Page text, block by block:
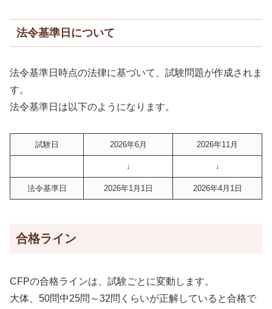
法令基準日について
法令基準日時点の法律に基づいて、試験問題が作成されま
す。
法令基準日は以下のようになります。
試験日 2026年6月 2026年11月
↓ ↓
法令基準日 2026年1月1日 2026年4月1日
合格ライン
CFPの合格ラインは、試験ごとに変動します。
大体、50問中25問～32問くらいが正解していると合格で